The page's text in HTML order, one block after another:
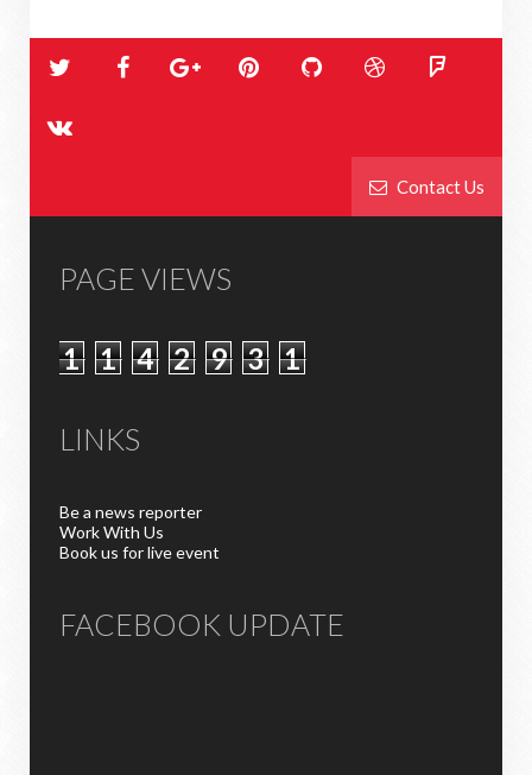
Contact Us
PAGE VIEWS
1 1 4 2 9 3 1
LINKS
Be a news reporter
Work With Us
Book us for live event
FACEBOOK UPDATE